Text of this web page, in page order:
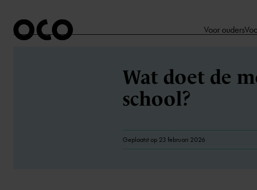
Voor ouders
Wat doet de
school?
Geplaatst op 23 februari 2026